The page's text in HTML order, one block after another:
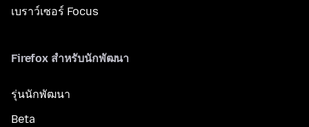
เบราว์เซอร์ Focus
Firefox สำหรับนักพัฒนา
รุ่นนักพัฒนา
Beta